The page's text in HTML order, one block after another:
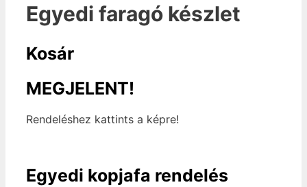
Egyedi faragó készlet
Kosár
MEGJELENT!
Rendeléshez kattints a képre!
Egyedi kopjafa rendelés